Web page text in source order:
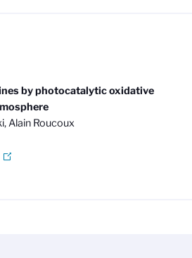
by photocatalytic oxidative
Alain Roucoux